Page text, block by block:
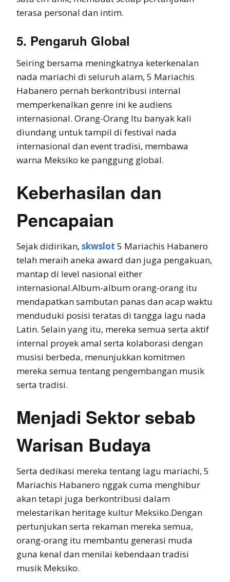
terasa personal dan intim.
5. Pengaruh Global
Seiring bersama meningkatnya keterkenalan
nada mariachi di seluruh alam, 5 Mariachis
Habanero pernah berkontribusi internal
memperkenalkan genre ini ke audiens
internasional. Orang-Orang Itu banyak kali
diundang untuk tampil di festival nada
internasional dan event tradisi, membawa
warna Meksiko ke panggung global.
Keberhasilan dan
Pencapaian
Sejak didirikan, skwslot 5 Mariachis Habanero
telah meraih aneka award dan juga pengakuan,
mantap di level nasional either
internasional.Album-album orang-orang itu
mendapatkan sambutan panas dan acap waktu
menduduki posisi teratas di tangga lagu nada
Latin. Selain yang itu, mereka semua serta aktif
internal proyek amal serta kolaborasi dengan
musisi berbeda, menunjukkan komitmen
mereka semua tentang pengembangan musik
serta tradisi.
Menjadi Sektor sebab
Warisan Budaya
Serta dedikasi mereka tentang lagu mariachi, 5
Mariachis Habanero nggak cuma menghibur
akan tetapi juga berkontribusi dalam
melestarikan heritage kultur Meksiko.Dengan
pertunjukan serta rekaman mereka semua,
orang-orang itu membantu generasi muda
guna kenal dan menilai kebendaan tradisi
musik Meksiko.